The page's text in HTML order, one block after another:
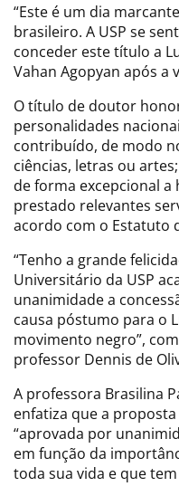
“Este é um dia
brasileiro. A USP se
conceder este título a
Vahan Agopyan após a
O título de doutor
personalidades
contribuído, de modo
ciências, letras ou
de forma excepcional a
prestado relevantes
acordo com o Estatuto
“Tenho a grande
Universitário da USP
unanimidade a
causa póstumo para o
movimento negro”,
professor Dennis de
A professora Brasilina
enfatiza que a
“aprovada por
em função da
toda sua vida e que